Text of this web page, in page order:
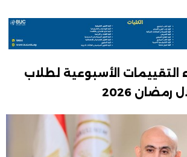
التقييمات الأسبوعية لطلاب
2026